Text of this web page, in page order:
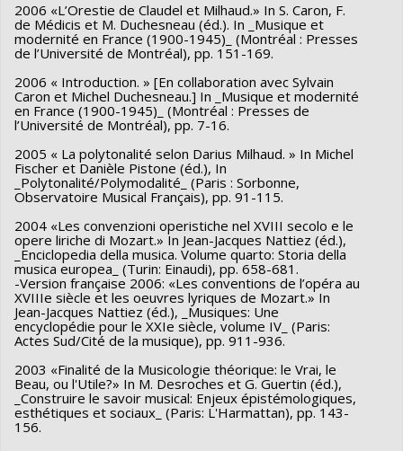
2006 «L’Orestie de Claudel et Milhaud.» In S. Caron, F.
de Médicis et M. Duchesneau (éd.). In _Musique et
modernité en France (1900-1945)_ (Montréal : Presses
de l’Université de Montréal), pp. 151-169.
2006 « Introduction. » [En collaboration avec Sylvain
Caron et Michel Duchesneau.] In _Musique et modernité
en France (1900-1945)_ (Montréal : Presses de
l’Université de Montréal), pp. 7-16.
2005 « La polytonalité selon Darius Milhaud. » In Michel
Fischer et Danièle Pistone (éd.), In
_Polytonalité/Polymodalité_ (Paris : Sorbonne,
Observatoire Musical Français), pp. 91-115.
2004 «Les convenzioni operistiche nel XVIII secolo e le
opere liriche di Mozart.» In Jean-Jacques Nattiez (éd.),
_Enciclopedia della musica. Volume quarto: Storia della
musica europea_ (Turin: Einaudi), pp. 658-681.
-Version française 2006: «Les conventions de l’opéra au
XVIIIe siècle et les oeuvres lyriques de Mozart.» In
Jean-Jacques Nattiez (éd.), _Musiques: Une
encyclopédie pour le XXIe siècle, volume IV_ (Paris:
Actes Sud/Cité de la musique), pp. 911-936.
2003 «Finalité de la Musicologie théorique: le Vrai, le
Beau, ou l'Utile?» In M. Desroches et G. Guertin (éd.),
_Construire le savoir musical: Enjeux épistémologiques,
esthétiques et sociaux_ (Paris: L'Harmattan), pp. 143-
156.